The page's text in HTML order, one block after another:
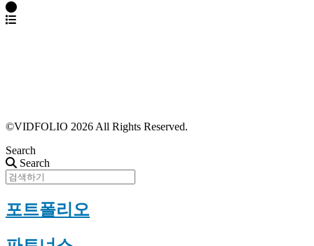
©VIDFOLIO 2026 All Rights Reserved.
Search
Search
포트폴리오